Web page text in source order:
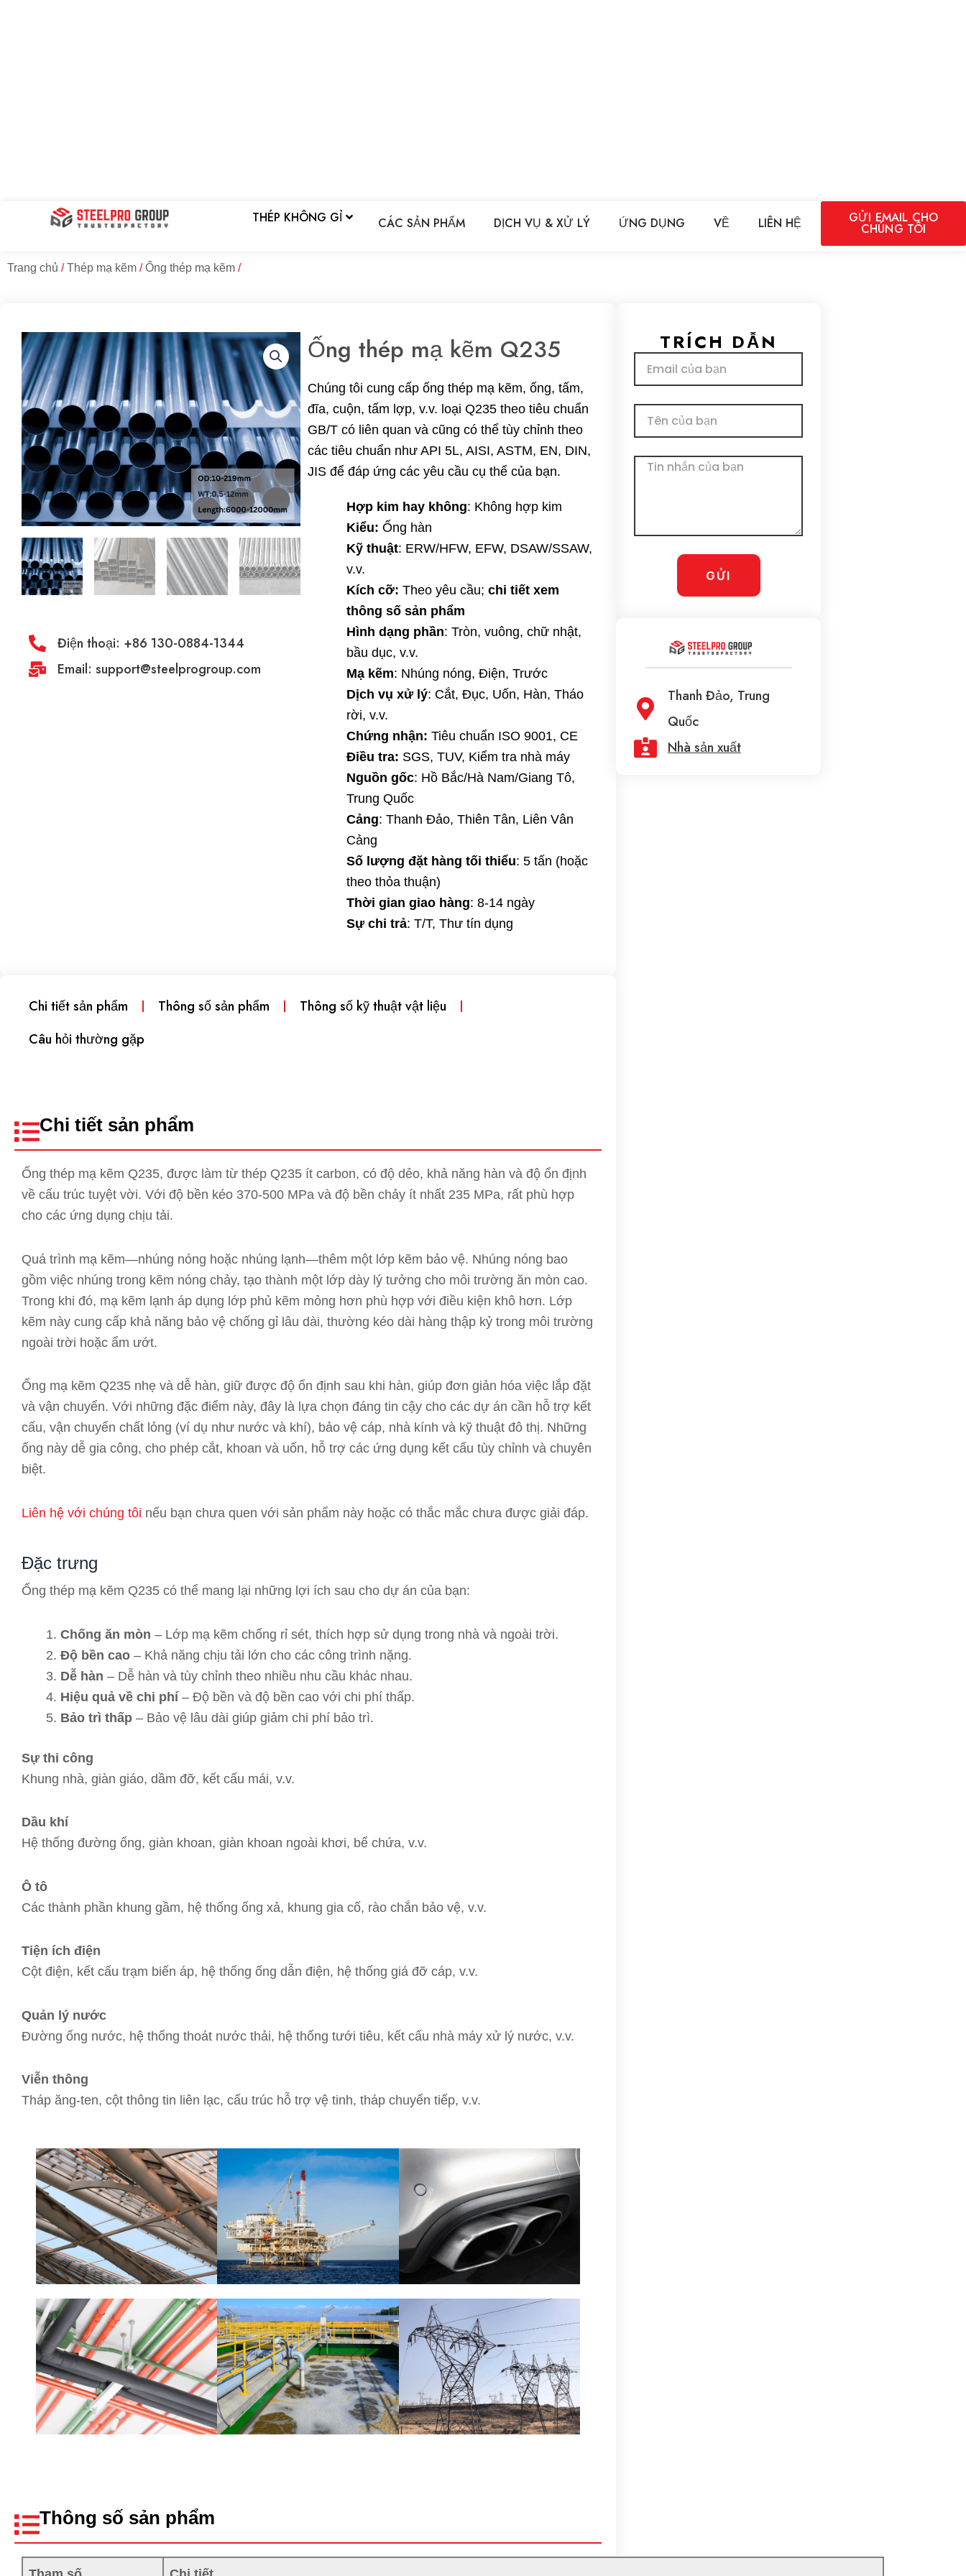
THÉP KHÔNG GỈ CÁC SẢN PHẨM DỊCH VỤ & XỬ LÝ ỨNG DỤNG VỀ LIÊN HỆ GỬI EMAIL CHO
CHÚNG TÔI
Trang chủ /Thép mạ kẽm /Ống thép mạ kẽm /
Điện thoại: +86 130-0884-1344
Email: support@steelprogroup.com
Ống thép mạ kẽm Q235
Chúng tôi cung cấp ống thép mạ kẽm, ống, tấm,
đĩa, cuộn, tấm lợp, v.v. loại Q235 theo tiêu chuẩn
GB/T có liên quan và cũng có thể tùy chỉnh theo
các tiêu chuẩn như API 5L, AISI, ASTM, EN, DIN,
JIS để đáp ứng các yêu cầu cụ thể của bạn.
Hợp kim hay không: Không hợp kim
Kiểu: Ống hàn
Kỹ thuật: ERW/HFW, EFW, DSAW/SSAW,
v.v.
Kích cỡ:Theo yêu cầu;chi tiết xem
thông số sản phẩm
Hình dạng phần: Tròn, vuông, chữ nhật,
bầu dục, v.v.
Mạ kẽm: Nhúng nóng, Điện, Trước
Dịch vụ xử lý: Cắt, Đục, Uốn, Hàn, Tháo
rời, v.v.
Chứng nhận: Tiêu chuẩn ISO 9001, CE
Điều tra: SGS, TUV, Kiểm tra nhà máy
Nguồn gốc: Hồ Bắc/Hà Nam/Giang Tô,
Trung Quốc
Cảng: Thanh Đảo, Thiên Tân, Liên Vân
Cảng
Số lượng đặt hàng tối thiểu: 5 tấn (hoặc
theo thỏa thuận)
Thời gian giao hàng: 8-14 ngày
Sự chi trả: T/T, Thư tín dụng
Chi tiết sản phẩm Thông số sản phẩm
Thông số kỹ thuật vật liệu
Câu hỏi thường gặp
Chi tiết sản phẩm
Ống thép mạ kẽm Q235, được làm từ thép Q235 ít carbon, có độ dẻo, khả năng hàn và độ ổn định
về cấu trúc tuyệt vời. Với độ bền kéo 370-500 MPa và độ bền chảy ít nhất 235 MPa, rất phù hợp
cho các ứng dụng chịu tải.
Quá trình mạ kẽm—nhúng nóng hoặc nhúng lạnh—thêm một lớp kẽm bảo vệ. Nhúng nóng bao
gồm việc nhúng trong kẽm nóng chảy, tạo thành một lớp dày lý tưởng cho môi trường ăn mòn cao.
Trong khi đó, mạ kẽm lạnh áp dụng lớp phủ kẽm mỏng hơn phù hợp với điều kiện khô hơn. Lớp
kẽm này cung cấp khả năng bảo vệ chống gỉ lâu dài, thường kéo dài hàng thập kỷ trong môi trường
ngoài trời hoặc ẩm ướt.
Ống mạ kẽm Q235 nhẹ và dễ hàn, giữ được độ ổn định sau khi hàn, giúp đơn giản hóa việc lắp đặt
và vận chuyển. Với những đặc điểm này, đây là lựa chọn đáng tin cậy cho các dự án cần hỗ trợ kết
cấu, vận chuyển chất lỏng (ví dụ như nước và khí), bảo vệ cáp, nhà kính và kỹ thuật đô thị. Những
ống này dễ gia công, cho phép cắt, khoan và uốn, hỗ trợ các ứng dụng kết cấu tùy chỉnh và chuyên
biệt.
Liên hệ với chúng tôi nếu bạn chưa quen với sản phẩm này hoặc có thắc mắc chưa được giải đáp.
Đặc trưng
Ống thép mạ kẽm Q235 có thể mang lại những lợi ích sau cho dự án của bạn:
Chống ăn mòn – Lớp mạ kẽm chống rỉ sét, thích hợp sử dụng trong nhà và ngoài trời.
Độ bền cao – Khả năng chịu tải lớn cho các công trình nặng.
Dễ hàn – Dễ hàn và tùy chỉnh theo nhiều nhu cầu khác nhau.
Hiệu quả về chi phí– Độ bền và độ bền cao với chi phí thấp.
Bảo trì thấp – Bảo vệ lâu dài giúp giảm chi phí bảo trì.
Sự thi công
Khung nhà, giàn giáo, dầm đỡ, kết cấu mái, v.v.
Dầu khí
Hệ thống đường ống, giàn khoan, giàn khoan ngoài khơi, bể chứa, v.v.
Ô tô
Các thành phần khung gầm, hệ thống ống xả, khung gia cố, rào chắn bảo vệ, v.v.
Tiện ích điện
Cột điện, kết cấu trạm biến áp, hệ thống ống dẫn điện, hệ thống giá đỡ cáp, v.v.
Quản lý nước
Đường ống nước, hệ thống thoát nước thải, hệ thống tưới tiêu, kết cấu nhà máy xử lý nước, v.v.
Viễn thông
Tháp ăng-ten, cột thông tin liên lạc, cấu trúc hỗ trợ vệ tinh, tháp chuyển tiếp, v.v.
Thông số sản phẩm
TRÍCH DẪN
mail
GỬI
Thanh Đảo, Trung
Quốc
Nhà sản xuất